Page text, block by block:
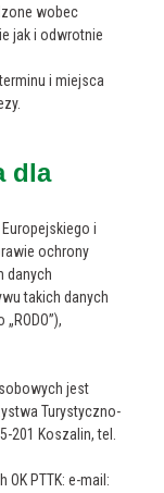
wobec
jak i odwrotnie
i miejsca
dla
i
ochrony
danych
takich danych
jest
Turystyczno-
201 Koszalin, tel.
OK PTTK: e-mail: